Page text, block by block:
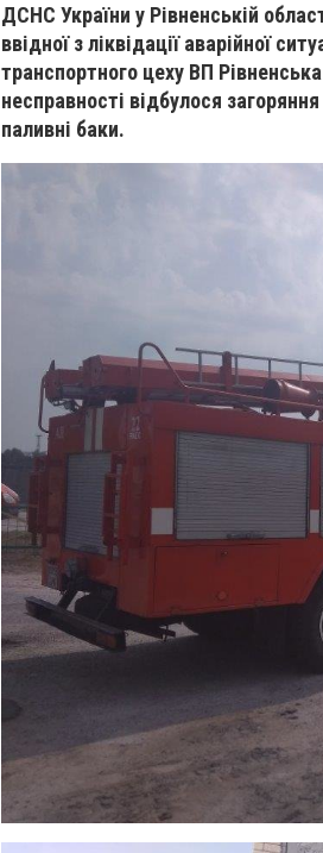
ДСНС України у Рівненській
ввідної з ліквідації аварійної
транспортного цеху ВП
несправності відбулося
паливні баки.